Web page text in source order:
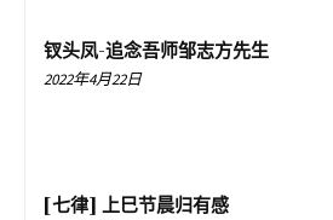
钗头凤-追念吾师邹志方先生
2022年4月22日
[七律] 上巳节晨归有感